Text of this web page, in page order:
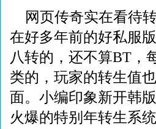
网页传奇实在看待
在好多年前的好私服
八转的，还不算BT，
类的，玩家的转生值
面。小编印象新开韩
火爆的特别年转生系